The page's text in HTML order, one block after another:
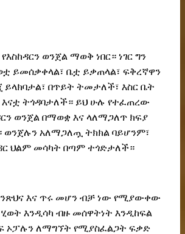
ወንጀል ማወቅ ነበር። ነገር ግን
ይመሰቃቀላል፣ ቤቷ ይቃጠላል፣ ፍቅረኛዋን
ይላክባታል፣ በጥይት ትመታለች፣ እስር ቤት
እናቷ ትጎዳባታለች። ይህ ሁሉ የተፈጠረው
ወንጀል በማወቋ እና ላለማጋለጥ ክፍያ
ወንጀሉን አለማጋለጧ ትክክል ባይሆንም፣
ህልም መሳካት በጣም ተጎድታለች።
ንጽህና እና ጥሩ መሆን ብቻ ነው የሚያውቀው
ሂወት እንዲሳካ ብዙ መሰዋትነት እንዲከፍል
ኦፓሉን ለማግኘት የሚያስፈልጋት ፍቃድ